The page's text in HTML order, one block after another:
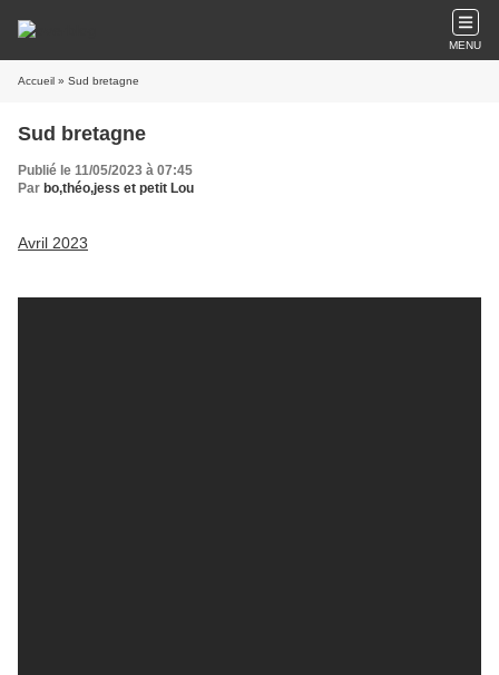
MENU
Accueil » Sud bretagne
Sud bretagne
Publié le 11/05/2023 à 07:45
Par bo,théo,jess et petit Lou
Avril 2023